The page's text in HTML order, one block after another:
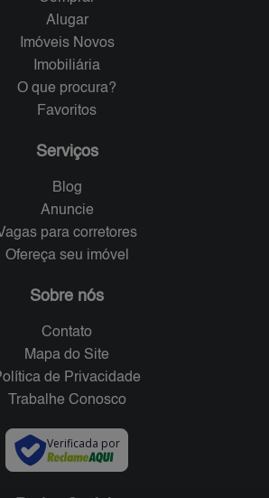
Alugar
Imóveis Novos
Imobiliária
O que procura?
Favoritos
Serviços
Blog
Anuncie
para corretores
Ofereça seu imóvel
Sobre nós
Contato
Mapa do Site
de Privacidade
Trabalhe Conosco
Verificada por